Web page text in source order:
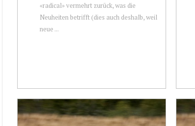
«radical» vermehrt zurück, was die
Neuheiten betrifft (dies auch deshalb, weil
neue ...